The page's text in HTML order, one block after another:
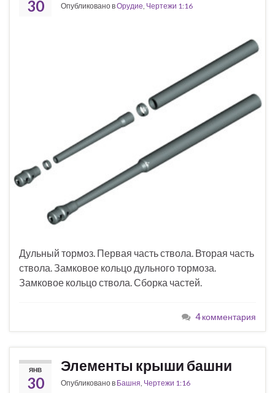
30 Опубликовано вОрудие, Чертежи 1:16
Дульный тормоз. Первая часть ствола. Вторая часть
ствола. Замковое кольцо дульного тормоза.
Замковое кольцо ствола. Сборка частей.
4 комментария
ЯНВ
30
Элементы крыши башни
Опубликовано в Башня, Чертежи 1:16